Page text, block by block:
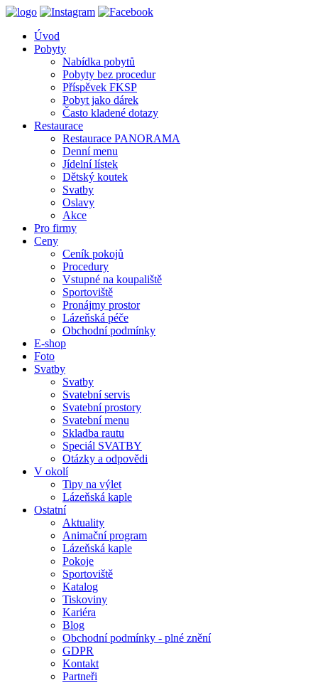
Úvod
Pobyty
Nabídka pobytů
Pobyty bez procedur
Příspěvek FKSP
Pobyt jako dárek
Často kladené dotazy
Restaurace
Restaurace PANORAMA
Denní menu
Jídelní lístek
Dětský koutek
Svatby
Oslavy
Akce
Pro firmy
Ceny
Ceník pokojů
Procedury
Vstupné na koupaliště
Sportoviště
Pronájmy prostor
Lázeňská péče
Obchodní podmínky
E-shop
Foto
Svatby
Svatby
Svatební servis
Svatební prostory
Svatební menu
Skladba rautu
Speciál SVATBY
Otázky a odpovědi
V okolí
Tipy na výlet
Lázeňská kaple
Ostatní
Aktuality
Animační program
Lázeňská kaple
Pokoje
Sportoviště
Katalog
Tiskoviny
Kariéra
Blog
Obchodní podmínky - plné znění
GDPR
Kontakt
Partneři